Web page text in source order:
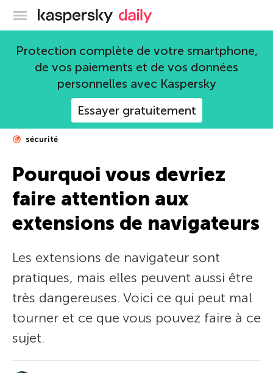
Blog officiel de Kaspersky
Protection complète de votre smartphone,
de vos paiements et de vos données
personnelles avec Kaspersky
Essayer gratuitement
sécurité
Pourquoi vous devriez
faire attention aux
extensions de navigateurs
Les extensions de navigateur sont
pratiques, mais elles peuvent aussi être
très dangereuses. Voici ce qui peut mal
tourner et ce que vous pouvez faire à ce
sujet.